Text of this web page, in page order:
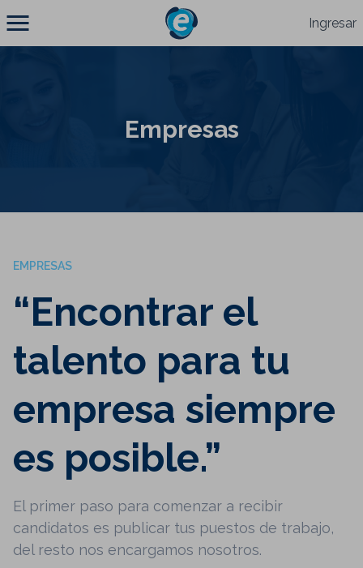
Ingresar
Empresas
EMPRESAS
“Encontrar el
talento para tu
empresa siempre
es posible.”
El primer paso para comenzar a recibir
candidatos es publicar tus puestos de trabajo,
del resto nos encargamos nosotros.